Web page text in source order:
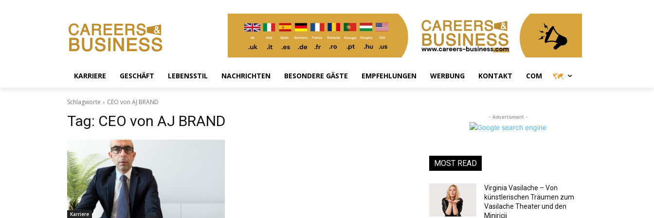
KARRIERE GESCHÄFT LEBENSSTIL NACHRICHTEN BESONDERE GÄSTE EMPFEHLUNGEN WERBUNG KONTAKT COM
Schlagworte CEO von AJ BRAND
Tag: CEO von AJ BRAND
Karriere
- Advertisment -
MOST READ
Virginia Vasilache – Von
künstlerischen Träumen zum
Vasilache Theater und den
Miniricii